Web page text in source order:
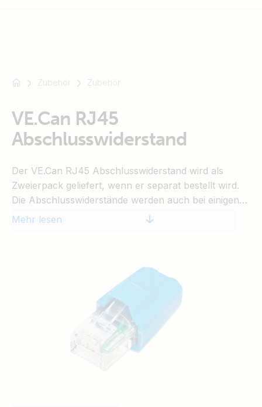
Zum
SmartSolar
Multiplus-
SmartShunt
Zubehör Zubehör
VE.Can RJ45
Abschlusswiderstand
Der VE.Can RJ45 Abschlusswiderstand wird als
Zweierpack geliefert, wenn er separat bestellt wird.
Die Abschlusswiderstände werden auch bei einigen
Produkten mitgeliefert, zum Beispiel beim CANUSB.
Mehr lesen